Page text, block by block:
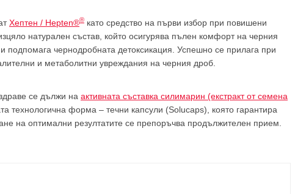
Хептен / Hepten®® като средство на първи избор при повишени
натурален състав, който осигурява пълен комфорт на черния
подпомага чернодробната детоксикация. Успешно се прилага при
и метаболитни увреждания на черния дроб.
се дължи на активната съставка силимарин (екстракт от семена
технологична форма – течни капсули (Solucaps), която гарантира
на оптимални резултатите се препоръчва продължителен прием.